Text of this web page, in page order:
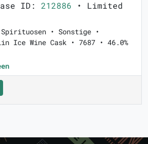
ID: 212886 • Limited
• Sonstige •
Ice Wine Cask • 7687 • 46.0%